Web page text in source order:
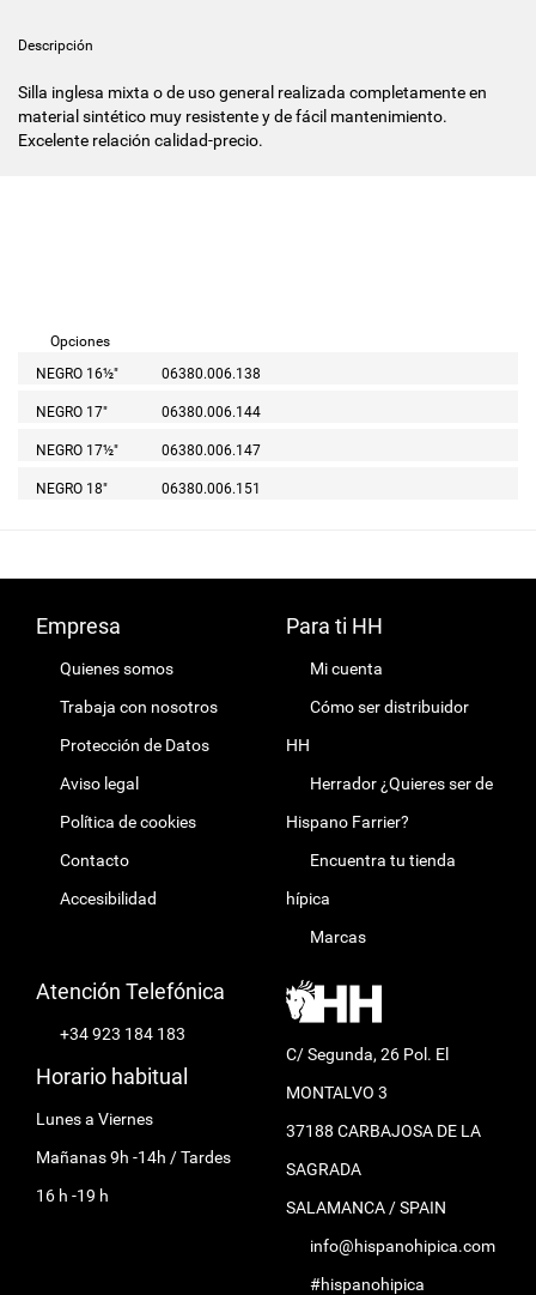
Descripción
Silla inglesa mixta o de uso general realizada completamente en
material sintético muy resistente y de fácil mantenimiento.
Excelente relación calidad-precio.
Opciones
NEGRO 16½"
06380.006.138
NEGRO 17" 06380.006.144
NEGRO 17½" 06380.006.147
NEGRO 18" 06380.006.151
Empresa
Quienes somos
Trabaja con nosotros
Protección de Datos
Aviso legal
Política de cookies
Contacto
Accesibilidad
Para ti HH
Mi cuenta
Cómo ser distribuidor
HH
Herrador ¿Quieres ser de
Hispano Farrier?
Encuentra tu tienda
hípica
Marcas
Atención Telefónica
+34 923 184 183
Horario habitual
Lunes a Viernes
Mañanas 9h -14h / Tardes
16 h -19 h
C/ Segunda, 26 Pol. El
MONTALVO 3
37188 CARBAJOSA DE LA
SAGRADA
SALAMANCA / SPAIN
info@hispanohipica.com
#hispanohipica